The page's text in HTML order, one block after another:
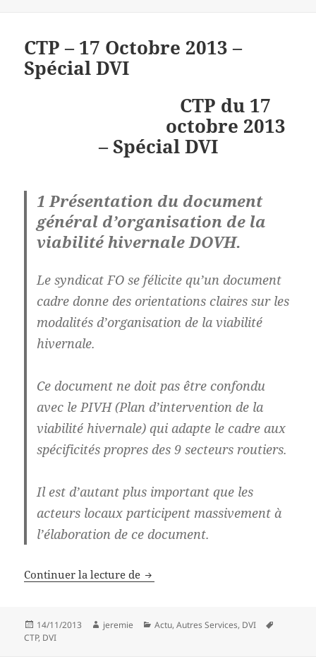
CTP – 17 Octobre 2013 –
Spécial DVI
CTP du 17
octobre 2013
– Spécial DVI
1 Présentation du document
général d’organisation de la
viabilité hivernale DOVH.
Le syndicat FO se félicite qu’un document
cadre donne des orientations claires sur les
modalités d’organisation de la viabilité
hivernale.
Ce document ne doit pas être confondu
avec le PIVH (Plan d’intervention de la
viabilité hivernale) qui adapte le cadre aux
spécificités propres des 9 secteurs routiers.
Il est d’autant plus important que les
acteurs locaux participent massivement à
l’élaboration de ce document.
Continuer la lecture de CTP – 17 Octobre 2013 – Spécial
Publié
le
14/11/2013 Auteur
jeremie Catégories
Actu,Autres Services, DVI
CTP, DVI